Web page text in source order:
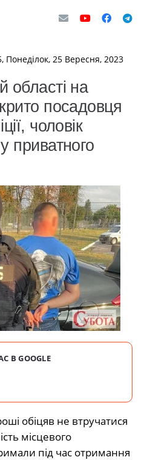
Понеділок, 25 Вересня, 2023
області на
посадовця
чоловік
приватного
В GOOGLE
обіцяв не втручатися
місцевого
під час отримання